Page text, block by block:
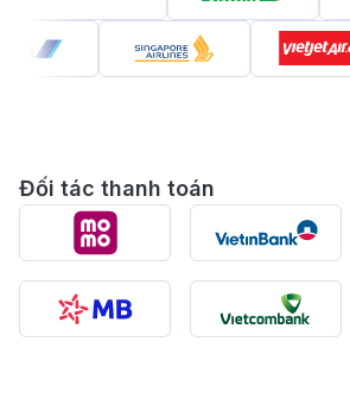
Giới thiệu về Dresden
Đối tác thanh toán